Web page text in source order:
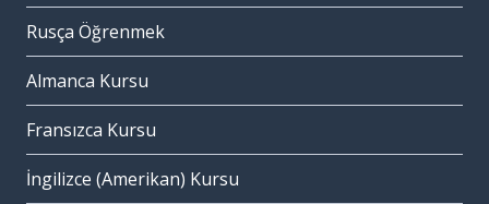
Rusça Öğrenmek
Almanca Kursu
Fransızca Kursu
İngilizce (Amerikan) Kursu